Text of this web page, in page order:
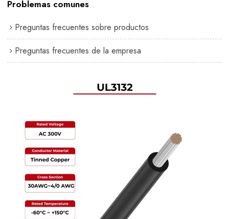
Problemas comunes
Preguntas frecuentes sobre productos
Preguntas frecuentes de la empresa